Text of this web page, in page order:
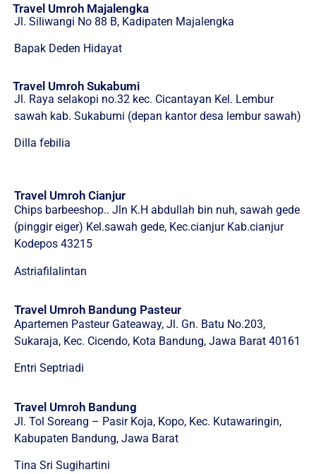
Travel Umroh Majalengka
Jl. Siliwangi No 88 B, Kadipaten Majalengka
Bapak Deden Hidayat
Travel Umroh Sukabumi
Jl. Raya selakopi no.32 kec. Cicantayan Kel. Lembur
sawah kab. Sukabumi (depan kantor desa lembur sawah)
Dilla febilia
Travel Umroh Cianjur
Chips barbeeshop.. Jln K.H abdullah bin nuh, sawah gede
(pinggir eiger) Kel.sawah gede, Kec.cianjur Kab.cianjur
Kodepos 43215
Astriafilalintan
Travel Umroh Bandung Pasteur
Apartemen Pasteur Gateaway, Jl. Gn. Batu No.203,
Sukaraja, Kec. Cicendo, Kota Bandung, Jawa Barat 40161
Entri Septriadi
Travel Umroh Bandung
Jl. Tol Soreang – Pasir Koja, Kopo, Kec. Kutawaringin,
Kabupaten Bandung, Jawa Barat
Tina Sri Sugihartini